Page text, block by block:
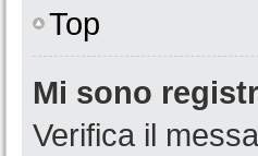
Top
Mi sono
Verifica il